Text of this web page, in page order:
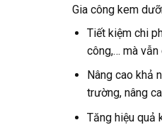
Gia công kem
Tiết kiệm chi
công,… mà
Nâng cao khả
trường, nâng
Tăng hiệu quả